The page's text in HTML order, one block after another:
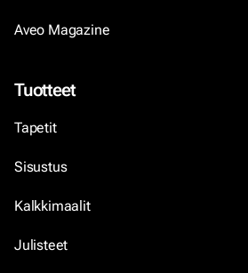
Aveo Magazine
Tuotteet
Tapetit
Sisustus
Kalkkimaalit
Julisteet